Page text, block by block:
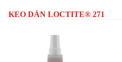
KEO DÁN LOCTITE® 271